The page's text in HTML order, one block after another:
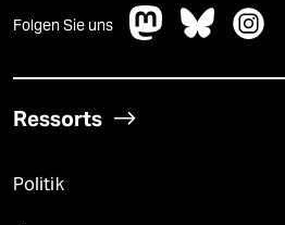
Folgen Sie uns
Ressorts
Politik